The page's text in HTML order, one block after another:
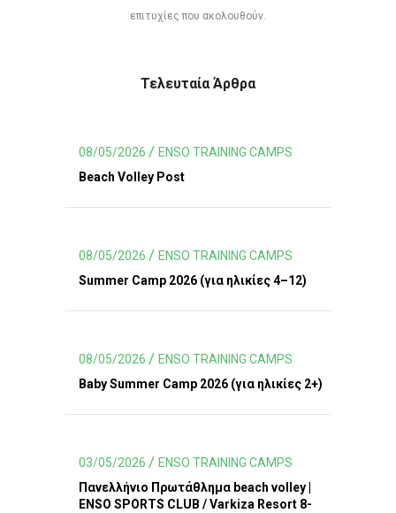
επιτυχίες που ακολουθούν.
Τελευταία Άρθρα
08/05/2026
ENSO TRAINING CAMPS
Beach Volley Post
08/05/2026
ENSO TRAINING CAMPS
Summer Camp 2026 (για ηλικίες 4–12)
08/05/2026
ENSO TRAINING CAMPS
Baby Summer Camp 2026 (για ηλικίες 2+)
03/05/2026
ENSO TRAINING CAMPS
Πανελλήνιο Πρωτάθλημα beach volley |
ENSO SPORTS CLUB / Varkiza Resort 8-